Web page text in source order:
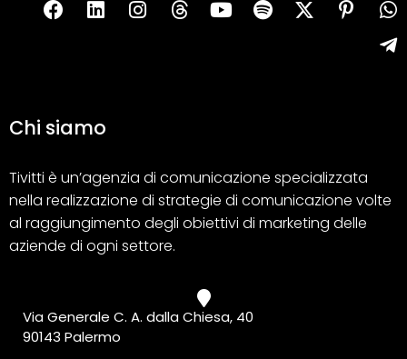
Chi siamo
Tivitti è un’agenzia di comunicazione specializzata
nella realizzazione di strategie di comunicazione volte
al raggiungimento degli obiettivi di marketing delle
aziende di ogni settore.
Via Generale C. A. dalla Chiesa, 40
90143 Palermo